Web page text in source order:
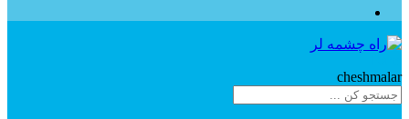
cheshmalar